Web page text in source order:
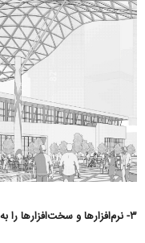
۳- نرم‌افزارها و سخت‌افزارها را به‌روز کنید